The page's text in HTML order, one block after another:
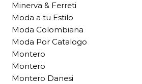
Minerva & Ferreti
Moda a tu Estilo
Moda Colombiana
Moda Por Catalogo
Montero
Montero
Montero Danesi